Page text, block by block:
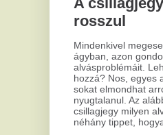
ellen:
A hajhullás és
nem csak az idősebbek,
Számos kezelési
hajtetoválás és
pedig sok előnnyel szolgál
megoldások keresőinek.